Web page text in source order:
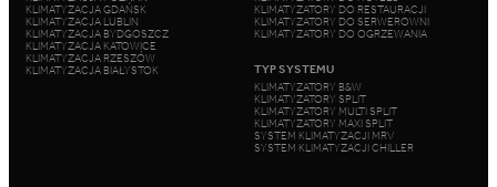
KLIMATYZACJA GDAŃSK
KLIMATYZACJA LUBLIN
KLIMATYZACJA BYDGOSZCZ
KLIMATYZACJA KATOWICE
KLIMATYZACJA RZESZÓW
KLIMATYZACJA BIAŁYSTOK
KLIMATYZATORY DO RESTAURACJI
KLIMATYZATORY DO SERWEROWNI
KLIMATYZATORY DO OGRZEWANIA
TYP SYSTEMU
KLIMATYZATORY B&W
KLIMATYZATORY SPLIT
KLIMATYZATORY MULTI SPLIT
KLIMATYZATORY MAXI SPLIT
SYSTEM KLIMATYZACJI MRV
SYSTEM KLIMATYZACJI CHILLER